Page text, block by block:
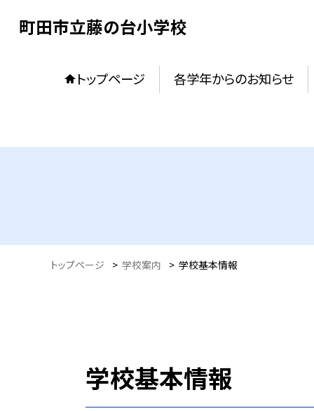
町田市立藤の台小学校
トップページ 各学年からのお知らせ
トップページ > 学校案内 > 学校基本情報
学校基本情報